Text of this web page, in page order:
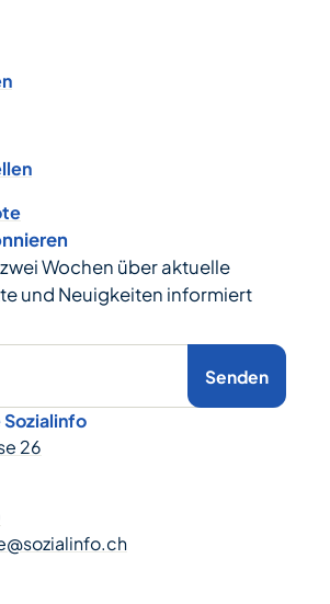
Wochen über aktuelle
und Neuigkeiten informiert
Senden
26